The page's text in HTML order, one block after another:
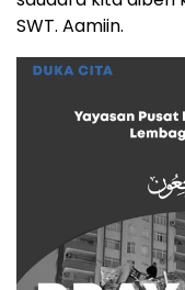
SWT. Aamiin.